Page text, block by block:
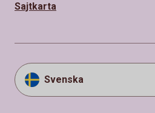
Sajtkarta
Svenska